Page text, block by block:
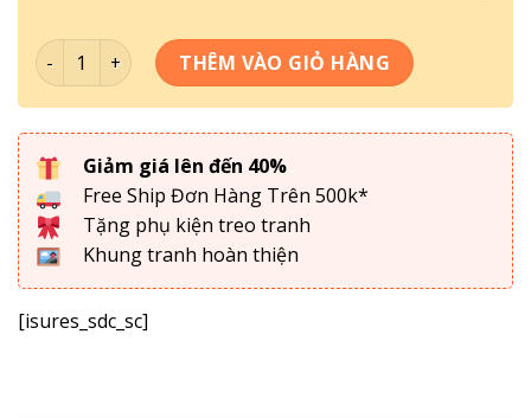
Bộ 3 Mã Đáo Thành Công MĐTC-022 số lượng
THÊM VÀO GIỎ HÀNG
Giảm giá lên đến 40%
Free Ship Đơn Hàng Trên 500k*
Tặng phụ kiện treo tranh
Khung tranh hoàn thiện
[isures_sdc_sc]